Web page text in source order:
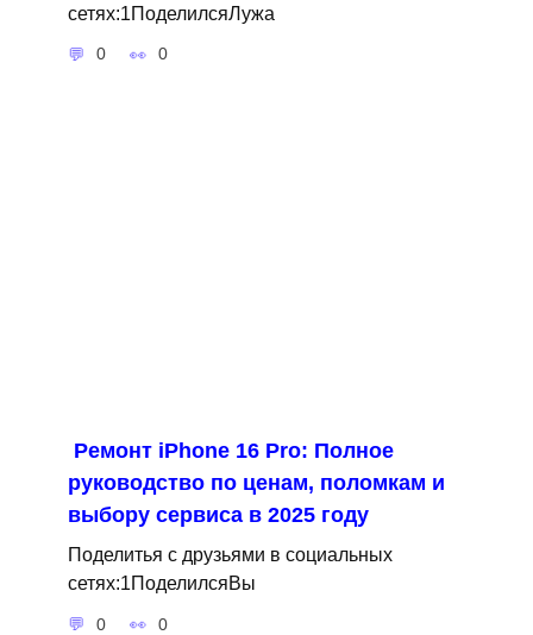
сетях:1ПоделилсяЛужа
0 0
Ремонт iPhone 16 Pro: Полное
руководство по ценам, поломкам и
выбору сервиса в 2025 году
Поделитья с друзьями в социальных
сетях:1ПоделилсяВы
0 0